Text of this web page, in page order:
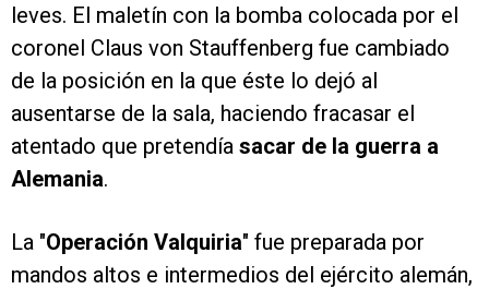
leves. El maletín con la bomba colocada por el
coronel Claus von Stauffenberg fue cambiado
de la posición en la que éste lo dejó al
ausentarse de la sala, haciendo fracasar el
atentado que pretendía sacar de la guerra a
Alemania.
La "Operación Valquiria" fue preparada por
mandos altos e intermedios del ejército alemán,